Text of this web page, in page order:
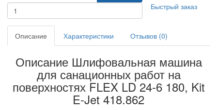
Быстрый заказ
Описание Характеристики Отзывов (0)
Описание Шлифовальная машина
для санационных работ на
поверхностях FLEX LD 24-6 180, Kit
E-Jet 418.862